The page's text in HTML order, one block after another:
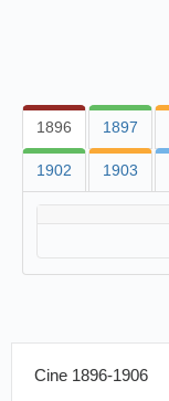
1896 1897
1902 1903
Cine 1896-1906